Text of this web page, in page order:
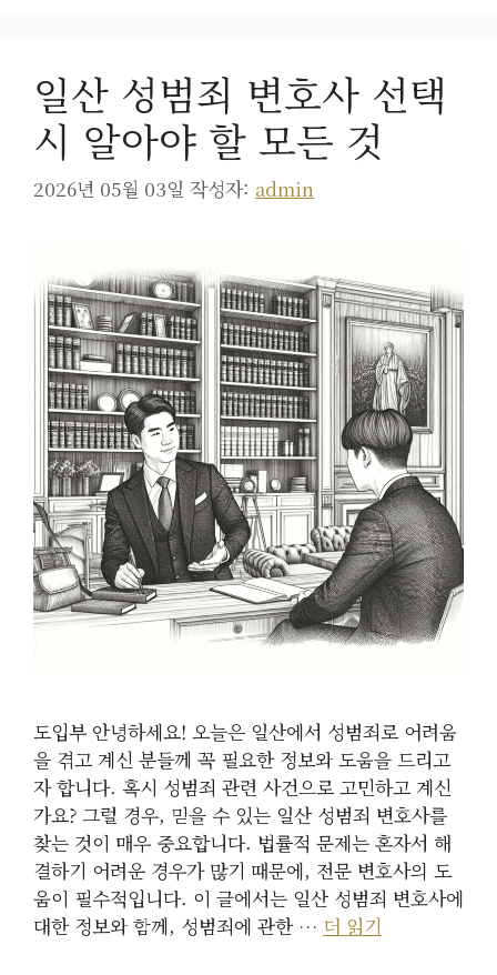
일산 성범죄 변호사 선택
시 알아야 할 모든 것
2026년 05월 03일 작성자: admin
도입부 안녕하세요! 오늘은 일산에서 성범죄로 어려움
을 겪고 계신 분들께 꼭 필요한 정보와 도움을 드리고
자 합니다. 혹시 성범죄 관련 사건으로 고민하고 계신
가요? 그럴 경우, 믿을 수 있는 일산 성범죄 변호사를
찾는 것이 매우 중요합니다. 법률적 문제는 혼자서 해
결하기 어려운 경우가 많기 때문에, 전문 변호사의 도
움이 필수적입니다. 이 글에서는 일산 성범죄 변호사에
대한 정보와 함께, 성범죄에 관한 … 더 읽기